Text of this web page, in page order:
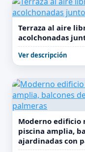
Terraza al aire
acolchonadas
Ver descripción
Moderno edificio
piscina amplia,
ajardinadas con